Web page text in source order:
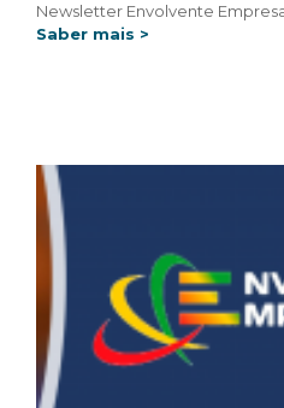
Newsletter Envolvente
Saber mais >